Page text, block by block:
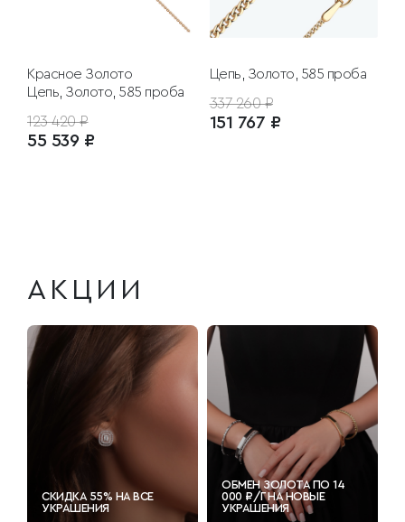
Красное Золото
Цепь, Золото, 585 проба
123 420 ₽
55 539 ₽
Цепь, Золото, 585 проба
337 260 ₽
151 767 ₽
АКЦИИ
СКИДКА 55% НА ВСЕ
УКРАШЕНИЯ
ОБМЕН ЗОЛОТА ПО 14
000 ₽/Г НА НОВЫЕ
УКРАШЕНИЯ